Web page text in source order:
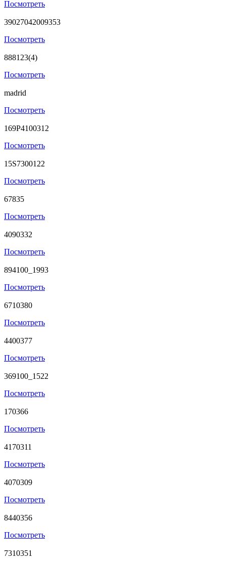
Посмотреть
39027042009353
Посмотреть
888123(4)
Посмотреть
madrid
Посмотреть
169P4100312
Посмотреть
15S7300122
Посмотреть
67835
Посмотреть
4090332
Посмотреть
894100_1993
Посмотреть
6710380
Посмотреть
4400377
Посмотреть
369100_1522
Посмотреть
170366
Посмотреть
4170311
Посмотреть
4070309
Посмотреть
8440356
Посмотреть
7310351